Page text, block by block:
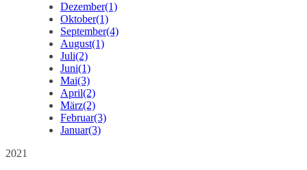
Dezember(1)
Oktober(1)
September(4)
August(1)
Juli(2)
Juni(1)
Mai(3)
April(2)
März(2)
Februar(3)
Januar(3)
2021